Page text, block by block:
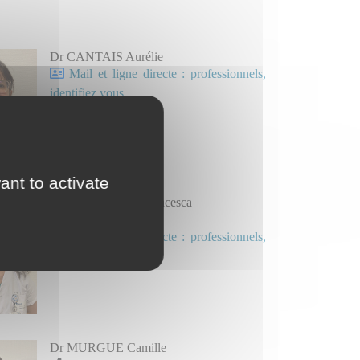
Dr CANTAIS Aurélie
Mail et ligne directe : professionnels,
identifiez vous.
Dr MARINELLI Francesca
Mail et ligne directe : professionnels,
Dr MURGUE Camille
to activate